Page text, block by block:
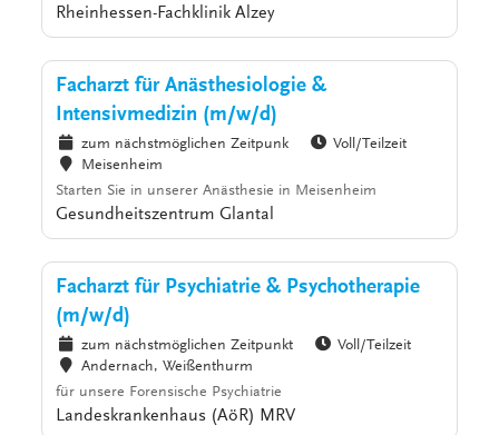
Rheinhessen-Fachklinik Alzey
Facharzt für Anästhesiologie &
Intensivmedizin (m/w/d)
zum nächstmöglichen Zeitpunk
Voll/Teilzeit
Meisenheim
Starten Sie in unserer Anästhesie in Meisenheim
Gesundheitszentrum Glantal
Facharzt für Psychiatrie & Psychotherapie
(m/w/d)
zum nächstmöglichen Zeitpunkt
Voll/Teilzeit
Andernach, Weißenthurm
für unsere Forensische Psychiatrie
Landeskrankenhaus (AöR) MRV